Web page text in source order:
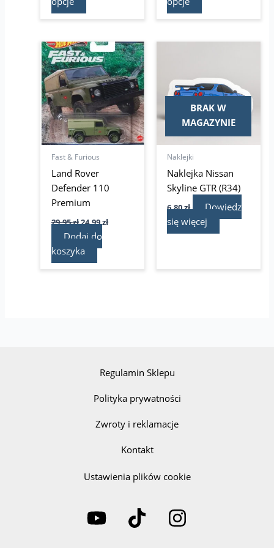
Fast & Furious
Land Rover
Defender 110
Premium
29,95zł
Pierwotna
cena
wynosiła:
29,95 zł.
24,99zł
Aktualna
cena
wynosi:
24,99 zł.
Dodaj do
koszyka
BRAK W
MAGAZYNIE
Naklejki
Naklejka Nissan
Skyline GTR (R34)
6,80zł
Dowiedz
się więcej
Regulamin Sklepu
Polityka prywatności
Zwroty i reklamacje
Kontakt
Ustawienia plików cookie